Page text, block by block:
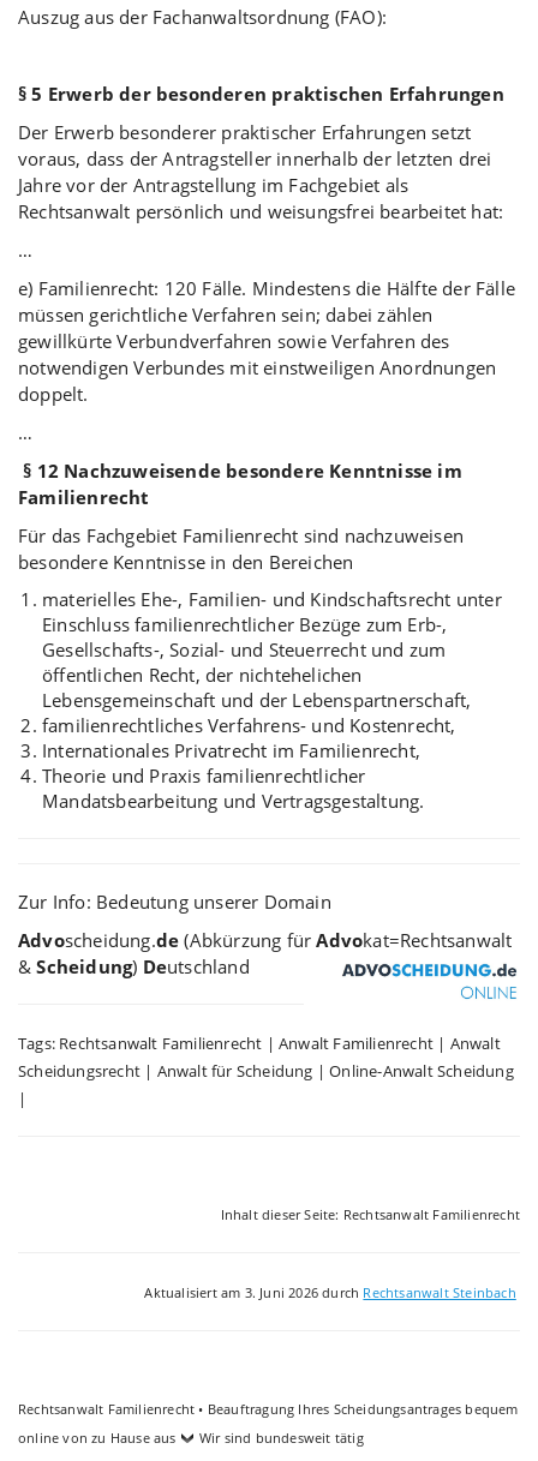
Auszug aus der Fachanwaltsordnung (FAO):
§ 5 Erwerb der besonderen praktischen Erfahrungen
Der Erwerb besonderer praktischer Erfahrungen setzt
voraus, dass der Antragsteller innerhalb der letzten drei
Jahre vor der Antragstellung im Fachgebiet als
Rechtsanwalt persönlich und weisungsfrei bearbeitet hat:
…
e) Familienrecht: 120 Fälle. Mindestens die Hälfte der Fälle
müssen gerichtliche Verfahren sein; dabei zählen
gewillkürte Verbundverfahren sowie Verfahren des
notwendigen Verbundes mit einstweiligen Anordnungen
doppelt.
…
§ 12 Nachzuweisende besondere Kenntnisse im
Familienrecht
Für das Fachgebiet Familienrecht sind nachzuweisen
besondere Kenntnisse in den Bereichen
materielles Ehe-, Familien- und Kindschaftsrecht unter
Einschluss familienrechtlicher Bezüge zum Erb-,
Gesellschafts-, Sozial- und Steuerrecht und zum
öffentlichen Recht, der nichtehelichen
Lebensgemeinschaft und der Lebenspartnerschaft,
familienrechtliches Verfahrens- und Kostenrecht,
Internationales Privatrecht im Familienrecht,
Theorie und Praxis familienrechtlicher
Mandatsbearbeitung und Vertragsgestaltung.
Zur Info: Bedeutung unserer Domain
Advo​scheidung.de (Abkürzung fürAdvokat=Rechtsanwalt
&Scheidung) Deutschland
Tags: Rechtsanwalt Familienrecht | Anwalt Familienrecht | Anwalt
Scheidungsrecht | Anwalt für Scheidung | Online-Anwalt Scheidung
|
Inhalt dieser Seite: Rechtsanwalt Familienrecht
Aktualisiert am 3. Juni 2026 durch Rechtsanwalt Steinbach
Rechtsanwalt Familienrecht • Beauftragung Ihres Scheidungsantrages bequem
online von zu Hause aus
Wir sind bundesweit tätig